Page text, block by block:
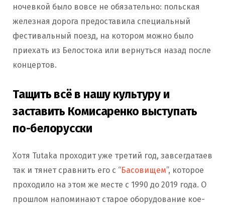
ночевкой было вовсе не обязательно: польская
железная дорога предоставила специальный
фестивальный поезд, на котором можно было
приехать из Белостока или вернуться назад после
концертов.
Тащить всё в нашу культуру и
заставить Комисаренко выступать
по-белорусски
Хотя Tutaka проходит уже третий год, завсегдатаев
так и тянет сравнить его с “Басовищем”, которое
проходило на этом же месте с 1990 до 2019 года. О
прошлом напоминают старое оборудование кое-